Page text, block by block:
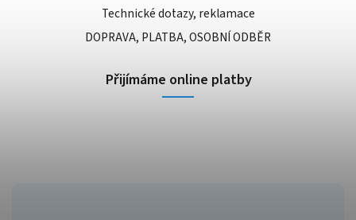
Technické dotazy, reklamace
DOPRAVA, PLATBA, OSOBNÍ ODBĚR
Přijímáme online platby